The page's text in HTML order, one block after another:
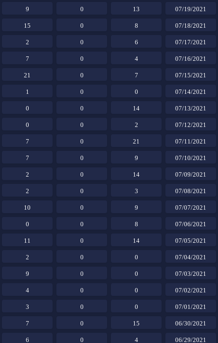
07/19/2021
13
0
9
07/18/2021
8
0
15
07/17/2021
6
0
2
07/16/2021
4
0
7
07/15/2021
7
0
21
07/14/2021
0
0
1
07/13/2021
14
0
0
07/12/2021
2
0
0
07/11/2021
21
0
7
07/10/2021
9
0
7
07/09/2021
14
0
2
07/08/2021
3
0
2
07/07/2021
9
0
10
07/06/2021
8
0
0
07/05/2021
14
0
11
07/04/2021
0
0
2
07/03/2021
0
0
9
07/02/2021
0
0
4
07/01/2021
0
0
3
06/30/2021
15
0
7
06/29/2021
4
0
6